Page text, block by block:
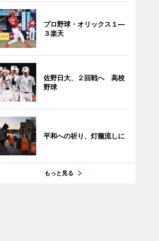
プロ野球・オリックス１―
３楽天
佐野日大、２回戦へ 高校
野球
平和への祈り、灯籠流しに
もっと見る